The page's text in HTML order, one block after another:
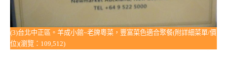
(3)台北中正區。羊成小館~老牌粵菜，豐富菜色適合聚餐(附詳細菜單/價
位)(瀏覽：109,512)